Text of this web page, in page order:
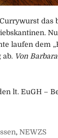
das
laufen dem
ab. Von
lt. EuGH –
,NEWZS